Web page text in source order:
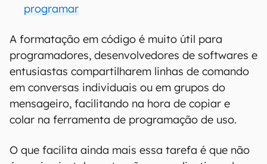
programar
A formatação em código é muito útil para
programadores, desenvolvedores de softwares e
entusiastas compartilharem linhas de comando
em conversas individuais ou em grupos do
mensageiro, facilitando na hora de copiar e
colar na ferramenta de programação de uso.
O que facilita ainda mais essa tarefa é que não